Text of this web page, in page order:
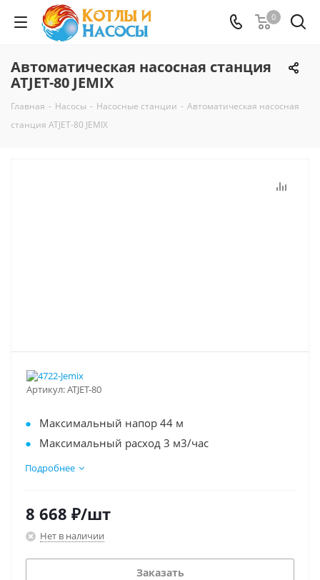
0
Автоматическая насосная станция
ATJET-80 JEMIX
Главная - Насосы - Насосные станции - Автоматическая насосная
станция ATJET-80 JEMIX
Артикул:ATJET-80
Максимальный напор 44 м
Максимальный расход 3 м3/час
Максимальная глубина всасывания 8 м
Подробнее
8 668 ₽/шт
Нет в наличии
Заказать